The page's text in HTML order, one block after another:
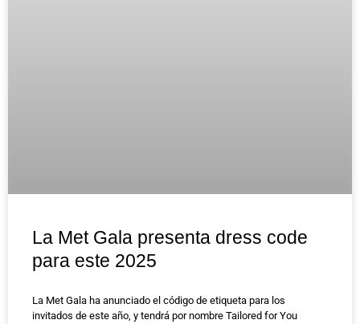
La Met Gala presenta dress code
para este 2025
La Met Gala ha anunciado el código de etiqueta para los
invitados de este año, y tendrá por nombre Tailored for You